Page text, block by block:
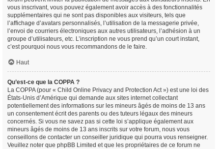
vous inscrivant, vous pouvez également avoir accès à des fonctionnalités
supplémentaires qui ne sont pas disponibles aux visiteurs, tels que
l’affichage d’avatars personnalisés, l’utilisation de la messagerie privée,
l’envoi de courriers électroniques aux autres utilisateurs, l’adhésion à un
groupe d’utilisateurs, etc. L’inscription ne vous prend qu’un court instant,
c’est pourquoi nous vous recommandons de le faire.
Haut
Qu’est-ce que la COPPA ?
La COPPA (pour « Child Online Privacy and Protection Act ») est une loi des
États-Unis d’Amérique qui demande aux sites internet collectant
potentiellement des informations sur les mineurs âgés de moins de 13 ans
un consentement écrit des parents ou des tuteurs légaux des mineurs
concernés. Si vous ne savez pas si cette loi s’applique également aux
mineurs âgés de moins de 13 ans inscrits sur votre forum, nous vous
conseillons de contacter un conseiller juridique qui pourra vous renseigner.
Veuillez noter que phpBB Limited et que les propriétaires de ce forum ne